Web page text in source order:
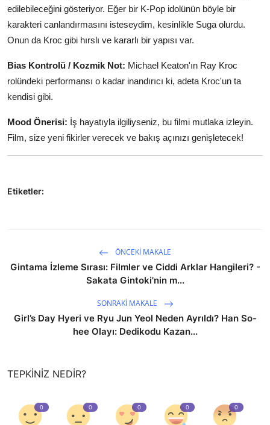
edilebileceğini gösteriyor. Eğer bir K-Pop idolünün böyle bir
karakteri canlandırmasını isteseydim, kesinlikle Suga olurdu.
Onun da Kroc gibi hırslı ve kararlı bir yapısı var.
Bias Kontrolü / Kozmik Not: Michael Keaton'ın Ray Kroc
rolündeki performansı o kadar inandırıcı ki, adeta Kroc'un ta
kendisi gibi.
Mood Önerisi: İş hayatıyla ilgiliyseniz, bu filmi mutlaka izleyin.
Film, size yeni fikirler verecek ve bakış açınızı genişletecek!
Etiketler:
ÖNCEKI MAKALE
Gintama İzleme Sırası: Filmler ve Ciddi Arklar Hangileri? -
Sakata Gintoki'nin m...
SONRAKI MAKALE
Girl’s Day Hyeri ve Ryu Jun Yeol Neden Ayrıldı? Han So-
hee Olayı: Dedikodu Kazan...
TEPKINIZ NEDIR?
0 0 0 0 0